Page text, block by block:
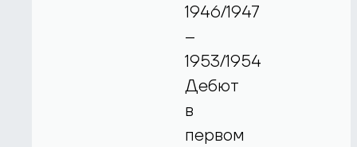
1946/1947
–
1953/1954
Дебют
в
первом